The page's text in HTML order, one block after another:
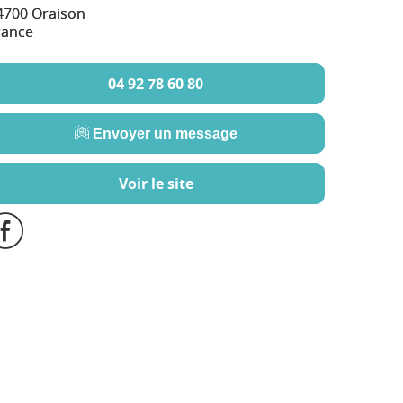
Oraison
04 92 78 60 80
Envoyer un message
Voir le site